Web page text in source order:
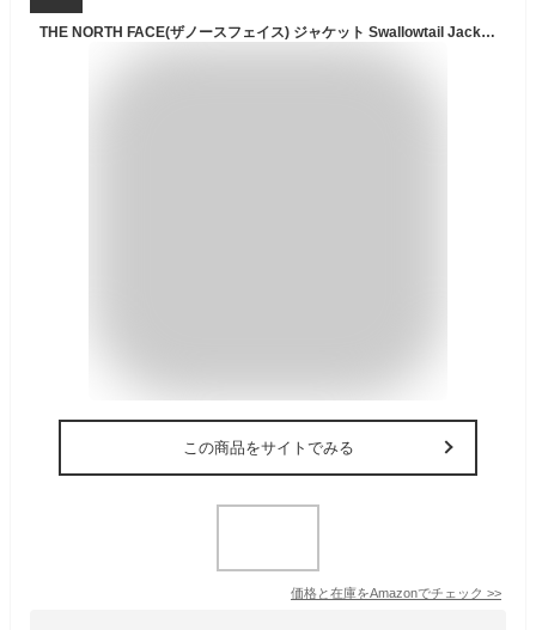
THE NORTH FACE(ザノースフェイス) ジャケット Swallowtail Jacket アーバンネイビー/ダックグリーン M
この商品をサイトでみる
価格と在庫をAmazonでチェック >>